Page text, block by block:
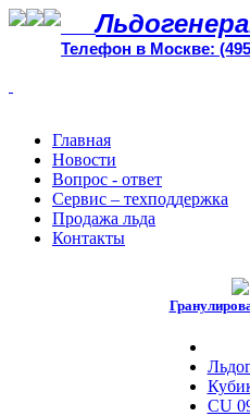
Телефон в Москве:
Главная
Новости
Вопрос - ответ
Сервис – техподдержка
Продажа льда
Контакты
CU